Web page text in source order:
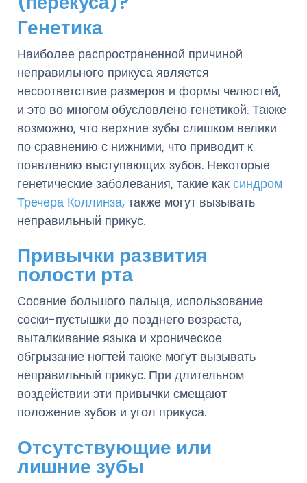
Генетика
Наиболее распространенной причиной
неправильного прикуса является
несоответствие размеров и формы челюстей,
и это во многом обусловлено генетикой. Также
возможно, что верхние зубы слишком велики
по сравнению с нижними, что приводит к
появлению выступающих зубов. Некоторые
генетические заболевания, такие как синдром
Тречера Коллинза, также могут вызывать
неправильный прикус.
Привычки развития
полости рта
Сосание большого пальца, использование
соски-пустышки до позднего возраста,
выталкивание языка и хроническое
обгрызание ногтей также могут вызывать
неправильный прикус. При длительном
воздействии эти привычки смещают
положение зубов и угол прикуса.
Отсутствующие или
лишние зубы